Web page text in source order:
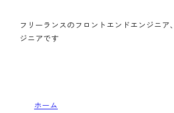
フリーランスのフロントエンドエンジニア
ジニアです
ホーム